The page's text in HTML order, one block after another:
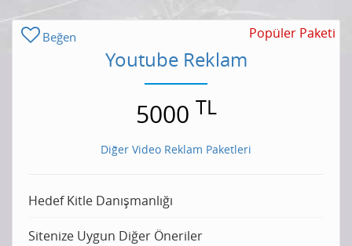
Beğen Popüler Paketi
Youtube Reklam
5000 TL
Diğer Video Reklam Paketleri
Hedef Kitle Danışmanlığı
Sitenize Uygun Diğer Öneriler